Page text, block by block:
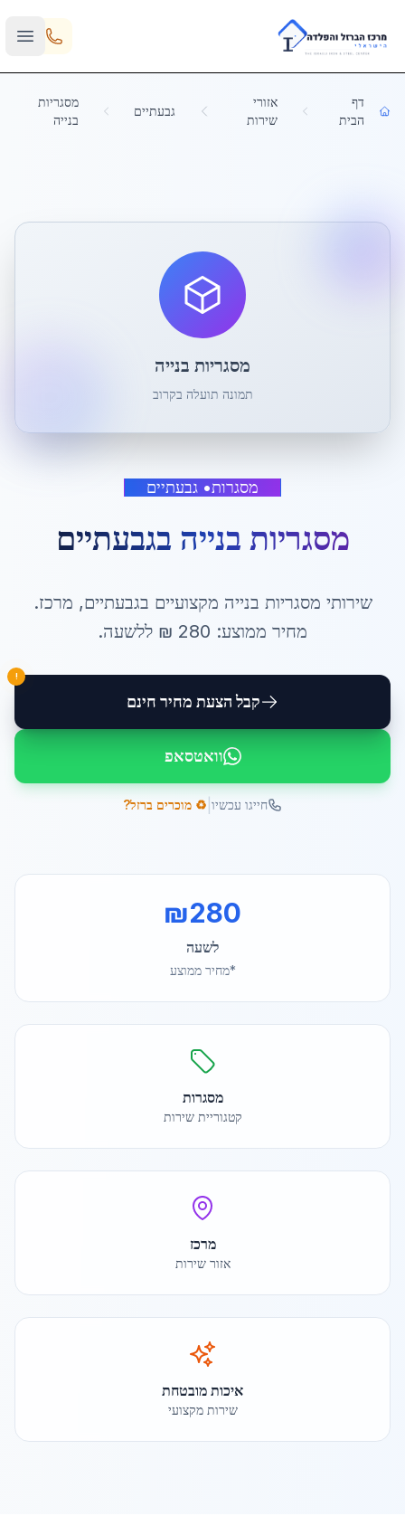
Skip to main content
דף
הבית
אזורי
שירות
גבעתיים
מסגריות
בנייה
מסגרות• גבעתיים
מסגריות בנייה בגבעתיים
שירותי מסגריות בנייה מקצועיים בגבעתיים, מרכז.
מחיר ממוצע: 280 ₪ ללשעה.
קבל הצעת מחיר חינם
!
וואטסאפ
חייגו עכשיו ♻️ מוכרים ברזל?
מסגריות בנייה
תמונה תועלה בקרוב
₪280
לשעה
*מחיר ממוצע
מסגרות
קטגוריית שירות
מרכז
אזור שירות
איכות מובטחת
שירות מקצועי